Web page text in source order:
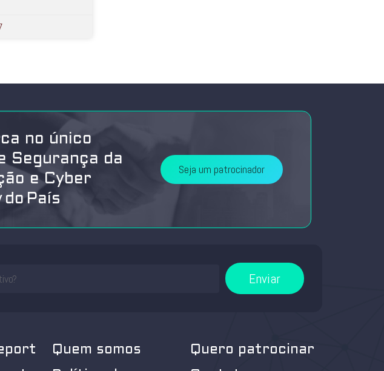
no único
Segurança da
e Cyber
País
Seja um patrocinador
Enviar
Quem somos
Quero patrocinar